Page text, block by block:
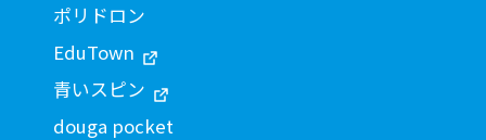
ポリドロン
EduTown
青いスピン
douga pocket